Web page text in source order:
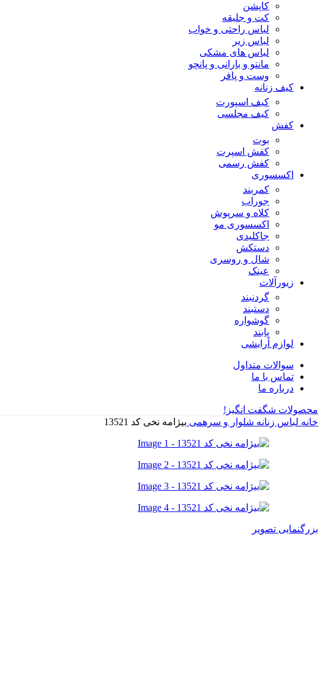
کاپشن
کت و جلیقه
لباس راحتی و خواب
لباس زیر
لباس های مشکی
مانتو و بارانی و پانچو
وست و پافر
کیف زنانه
کیف اسپورت
کیف مجلسی
کفش
بوت
کفش اسپرت
کفش رسمی
اکسسوری
کمربند
جوراب
کلاه و سرپوش
اکسسوری مو
جاکلیدی
دستکش
شال و روسری
عینک
زیورآلات
گردنبند
دستبند
گوشواره
پابند
لوازم آرایشی
سوالات متداول
تماس با ما
درباره ما
محصولات شگفت انگیز!
خانه لباس زنانه شلوار و سرهمی بیژامه نخی کد 13521
بزرگنمایی تصویر